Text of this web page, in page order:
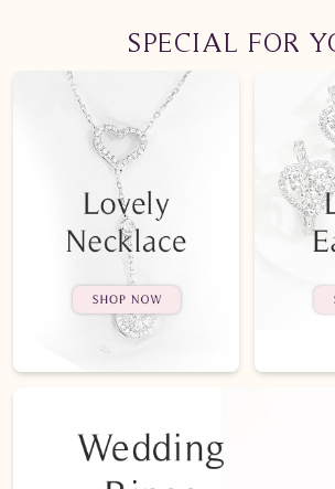
SPECIAL FOR